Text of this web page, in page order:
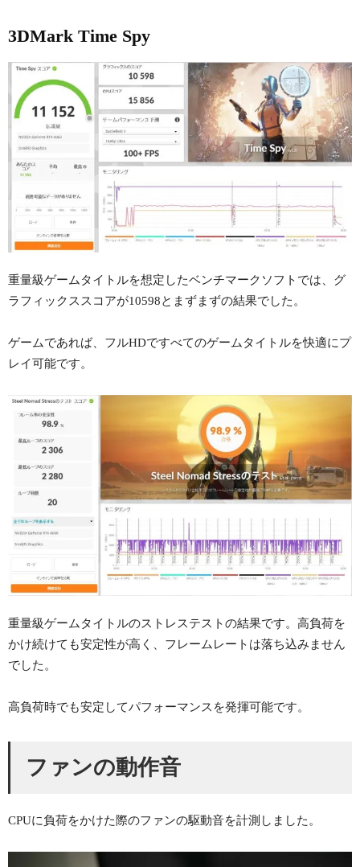
3DMark Time Spy
重量級ゲームタイトルを想定したベンチマークソフトでは、グ
ラフィックススコアが10598とまずまずの結果でした。
ゲームであれば、フルHDですべてのゲームタイトルを快適にプ
レイ可能です。
重量級ゲームタイトルのストレステストの結果です。高負荷を
かけ続けても安定性が高く、フレームレートは落ち込みません
でした。
高負荷時でも安定してパフォーマンスを発揮可能です。
ファンの動作音
CPUに負荷をかけた際のファンの駆動音を計測しました。